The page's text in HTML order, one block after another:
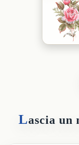
Lascia un